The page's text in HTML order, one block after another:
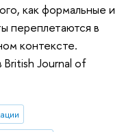
как формальные и
переплетаются в
контексте.
Journal of